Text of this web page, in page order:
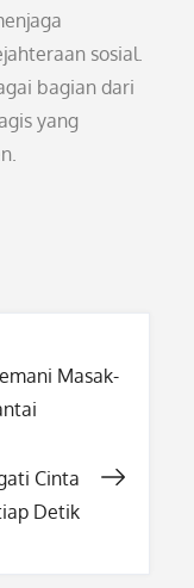
sosial.
bagian dari
yang
Masak-
Cinta
Detik